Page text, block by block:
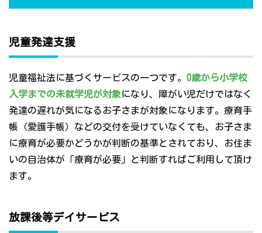
児童発達支援
児童福祉法に基づくサービスの一つです。 0歳から小学校
入学までの未就学児が対象になり、障がい児だけではなく
発達の遅れが気になるお子さまが対象になります。療育手
帳（愛護手帳）などの交付を受けていなくても、お子さま
に療育が必要かどうかが判断の基準とされており、お住ま
いの自治体が「療育が必要」と判断すればご利用して頂け
ます。
放課後等デイサービス